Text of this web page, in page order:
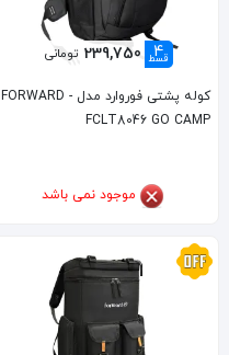
4
قسط 239,750 تومانی
کوله پشتی فوروارد مدل FORWARD -
FCLT8046 GO CAMP
موجود نمی باشد